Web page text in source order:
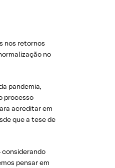
nos retornos
no
pandemia,
processo
acreditar em
que a tese de
considerando
pensar em